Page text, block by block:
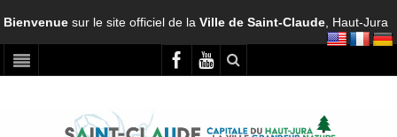
Bienvenuesur le site officiel de laVille de Saint-Claude , Haut-Jura